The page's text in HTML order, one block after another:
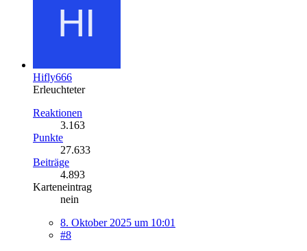
Hifly666
Erleuchteter
Reaktionen
3.163
Punkte
27.633
Beiträge
4.893
Karteneintrag
nein
8. Oktober 2025 um 10:01
#8